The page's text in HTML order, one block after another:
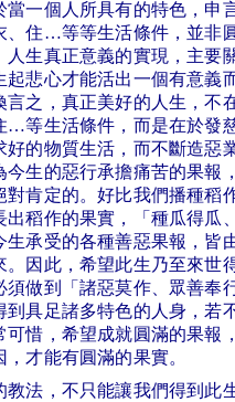
當一個人所具有的特色，申
、住…等等生活條件，並非
人生真正意義的實現，主要
起悲心才能活出一個有意義
言之，真正美好的人生，不
…等生活條件，而是在於發
好的物質生活，而不斷造惡
今生的惡行承擔痛苦的果報
對肯定的。好比我們播種稻
出稻作的果實，「種瓜得瓜
生承受的各種善惡果報，皆
。因此，希望此生乃至來世
須做到「諸惡莫作、眾善奉
到具足諸多特色的人身，若
可惜，希望成就圓滿的果報
才能有圓滿的果實。
教法，不只能讓我們得到此